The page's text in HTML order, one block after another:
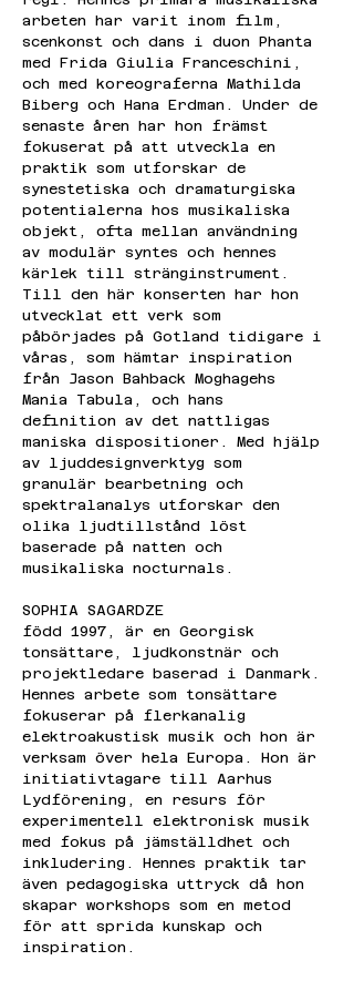
arbeten har varit inom film,
scenkonst och dans i duon Phanta
med Frida Giulia Franceschini,
och med koreograferna Mathilda
Biberg och Hana Erdman. Under de
senaste åren har hon främst
fokuserat på att utveckla en
praktik som utforskar de
synestetiska och dramaturgiska
potentialerna hos musikaliska
objekt, ofta mellan användning
av modulär syntes och hennes
kärlek till stränginstrument.
Till den här konserten har hon
utvecklat ett verk som
påbörjades på Gotland tidigare i
våras, som hämtar inspiration
från Jason Bahback Moghagehs
Mania Tabula, och hans
definition av det nattligas
maniska dispositioner. Med hjälp
av ljuddesignverktyg som
granulär bearbetning och
spektralanalys utforskar den
olika ljudtillstånd löst
baserade på natten och
musikaliska nocturnals.
SOPHIA SAGARDZE
född 1997, är en Georgisk
tonsättare, ljudkonstnär och
projektledare baserad i Danmark.
Hennes arbete som tonsättare
fokuserar på flerkanalig
elektroakustisk musik och hon är
verksam över hela Europa. Hon är
initiativtagare till Aarhus
Lydförening, en resurs för
experimentell elektronisk musik
med fokus på jämställdhet och
inkludering. Hennes praktik tar
även pedagogiska uttryck då hon
skapar workshops som en metod
för att sprida kunskap och
inspiration.